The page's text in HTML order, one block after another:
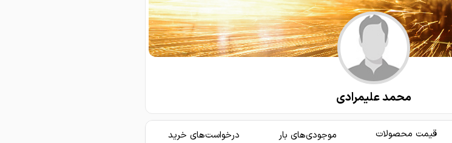
محمد علیمرادی
قیمت محصولات موجودی‌های بار درخواست‌های خرید